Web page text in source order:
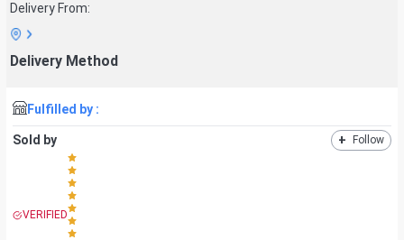
Delivery From:
Delivery Method
Fulfilled by :
Sold by + Follow
VERIFIED